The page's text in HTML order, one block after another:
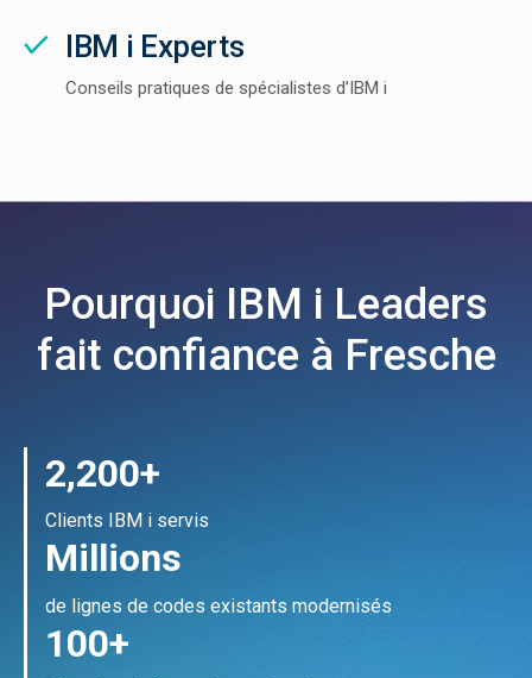
IBM i Experts
Conseils pratiques de spécialistes d’IBM i
Pourquoi IBM i Leaders
fait confiance à Fresche
2,200+
Clients IBM i servis
Millions
de lignes de codes existants modernisés
100+